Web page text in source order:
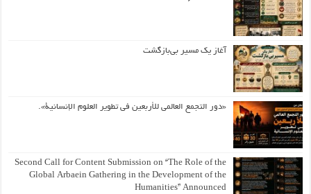
آغاز یک مسیر بی‌بازگشت
«دور التجمع العالمي للأربعين في تطوير العلوم الإنسانية».
Second Call for Content Submission on “The Role of the
Global Arbaein Gathering in the Development of the
Humanities” Announced